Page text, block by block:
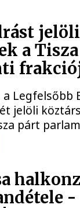
jelöli
a Tisza
a Legfelsőbb
jelöli
párt
-